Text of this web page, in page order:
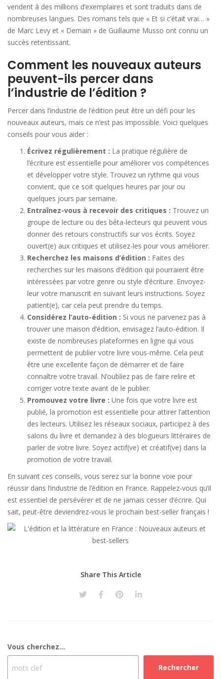
vendent à des millions d’exemplaires et sont traduits dans de
nombreuses langues. Des romans tels que « Et si c’était vrai… »
de Marc Levy et « Demain » de Guillaume Musso ont connu un
succès retentissant.
Comment les nouveaux auteurs
peuvent-ils percer dans
l’industrie de l’édition ?
Percer dans l’industrie de l’édition peut être un défi pour les
nouveaux auteurs, mais ce n’est pas impossible. Voici quelques
conseils pour vous aider :
Écrivez régulièrement : La pratique régulière de
l’écriture est essentielle pour améliorer vos compétences
et développer votre style. Trouvez un rythme qui vous
convient, que ce soit quelques heures par jour ou
quelques jours par semaine.
Entraînez-vous à recevoir des critiques : Trouvez un
groupe de lecture ou des bêta-lecteurs qui peuvent vous
donner des retours constructifs sur vos écrits. Soyez
ouvert(e) aux critiques et utilisez-les pour vous améliorer.
Recherchez les maisons d’édition : Faites des
recherches sur les maisons d’édition qui pourraient être
intéressées par votre genre ou style d’écriture. Envoyez-
leur votre manuscrit en suivant leurs instructions. Soyez
patient(e), car cela peut prendre du temps.
Considérez l’auto-édition : Si vous ne parvenez pas à
trouver une maison d’édition, envisagez l’auto-édition. Il
existe de nombreuses plateformes en ligne qui vous
permettent de publier votre livre vous-même. Cela peut
être une excellente façon de démarrer et de faire
connaître votre travail. N’oubliez pas de faire relire et
corriger votre texte avant de le publier.
Promouvez votre livre : Une fois que votre livre est
publié, la promotion est essentielle pour attirer l’attention
des lecteurs. Utilisez les réseaux sociaux, participez à des
salons du livre et demandez à des blogueurs littéraires de
parler de votre livre. Soyez actif(ve) et créatif(ve) dans la
promotion de votre travail.
En suivant ces conseils, vous serez sur la bonne voie pour
réussir dans l’industrie de l’édition en France. Rappelez-vous qu’il
est essentiel de persévérer et de ne jamais cesser d’écrire. Qui
sait, peut-être deviendrez-vous le prochain best-seller français !
Share This Article
Vous cherchez...
Rechercher